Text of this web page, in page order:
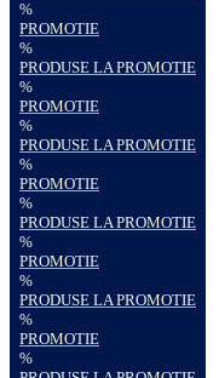
%
PROMOTIE
%
PRODUSE LA PROMOTIE
%
PROMOTIE
%
PRODUSE LA PROMOTIE
%
PROMOTIE
%
PRODUSE LA PROMOTIE
%
PROMOTIE
%
PRODUSE LA PROMOTIE
%
PROMOTIE
%